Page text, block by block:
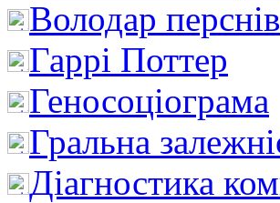
Володар перснів
Гаррі Поттер
Геносоціограма
Гральна
Діагностика